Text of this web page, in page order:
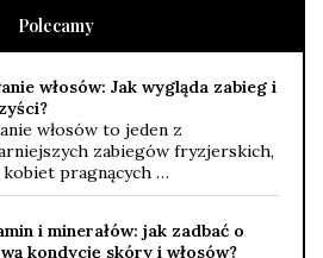
Polecamy
włosów: Jak wygląda zabieg i
włosów to jeden z
zabiegów fryzjerskich,
pragnących …
i minerałów: jak zadbać o
kondycję skóry i włosów?